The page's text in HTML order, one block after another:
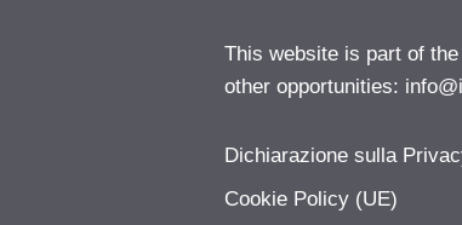
This website is part of
other opportunities:
Dichiarazione sulla
Cookie Policy (UE)